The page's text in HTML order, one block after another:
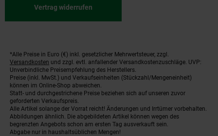
Vertrag widerrufen
Fußnoten
*Alle Preise in Euro (€) inkl. gesetzlicher Mehrwertsteuer, zzgl.
Versandkosten und zzgl. evtl. anfallender Versandkostenzuschläge. UVP:
Unverbindliche Preisempfehlung des Herstellers.
Preise (inkl. MwSt.) und Verkaufseinheiten (Stückzahl/Mengeneinheit)
können im Online-Shop abweichen.
Statt- und durchgestrichene Preise beziehen sich auf unseren zuvor
geforderten Verkaufspreis.
Alle Artikel solange der Vorrat reicht! Änderungen und Irrtümer vorbehalten.
Abbildungen ähnlich. Die abgebildeten Artikel können wegen des
begrenzten Angebots schon am ersten Tag ausverkauft sein.
Abgabe nur in haushaltsüblichen Mengen!